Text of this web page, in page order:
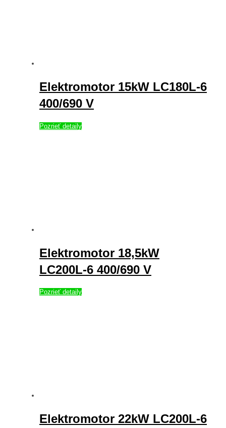
Elektromotor 15kW LC180L-6
400/690 V
Pozrieť detaily
Elektromotor 18,5kW
LC200L-6 400/690 V
Pozrieť detaily
Elektromotor 22kW LC200L-6